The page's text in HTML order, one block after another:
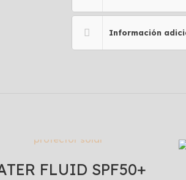
Información
FLUID SPF50+